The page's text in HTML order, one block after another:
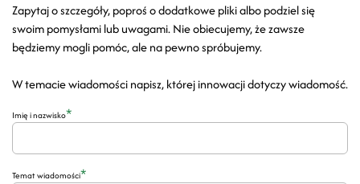
Zapytaj o szczegóły, poproś o dodatkowe pliki albo podziel się
swoim pomysłami lub uwagami. Nie obiecujemy, że zawsze
będziemy mogli pomóc, ale na pewno spróbujemy.
W temacie wiadomości napisz, której innowacji dotyczy wiadomość.
Imię i nazwisko*
Temat wiadomości*